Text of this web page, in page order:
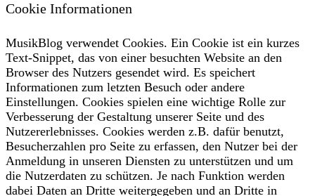
Cookie Informationen
MusikBlog verwendet Cookies. Ein Cookie ist ein kurzes
Text-Snippet, das von einer besuchten Website an den
Browser des Nutzers gesendet wird. Es speichert
Informationen zum letzten Besuch oder andere
Einstellungen. Cookies spielen eine wichtige Rolle zur
Verbesserung der Gestaltung unserer Seite und des
Nutzererlebnisses. Cookies werden z.B. dafür benutzt,
Besucherzahlen pro Seite zu erfassen, den Nutzer bei der
Anmeldung in unseren Diensten zu unterstützen und um
die Nutzerdaten zu schützen. Je nach Funktion werden
dabei Daten an Dritte weitergegeben und an Dritte in